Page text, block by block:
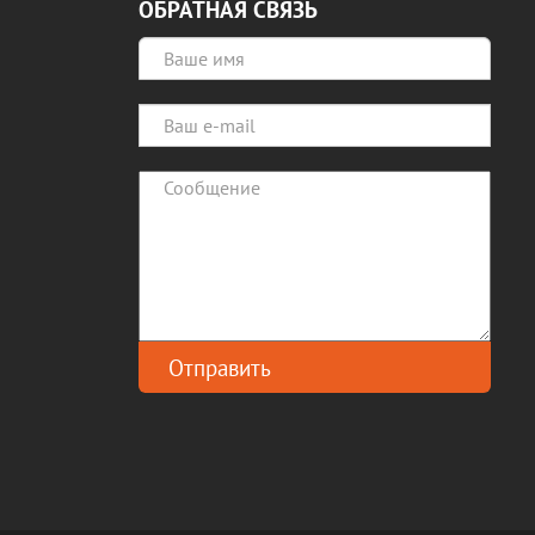
ОБРАТНАЯ СВЯЗЬ